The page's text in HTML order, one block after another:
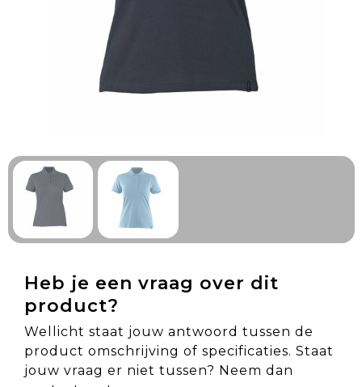
Technologie & Gadgets
Outdoor & Vrije tijd
Pennen & Schrijfwaren
Gezondheid & Welzijn
Eten & Drinken
Heb je een vraag over dit
product?
Wellicht staat jouw antwoord tussen de
product omschrijving of specificaties. Staat
jouw vraag er niet tussen? Neem dan